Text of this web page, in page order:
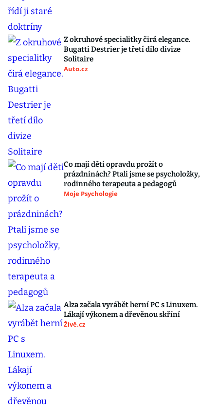
Z okruhové specialitky čirá elegance.
Bugatti Destrier je třetí dílo divize
Solitaire
Auto.cz
Co mají děti opravdu prožít o
prázdninách? Ptali jsme se psycholožky,
rodinného terapeuta a pedagogů
Moje Psychologie
Alza začala vyrábět herní PC s Linuxem.
Lákají výkonem a dřevěnou skříní
Živě.cz